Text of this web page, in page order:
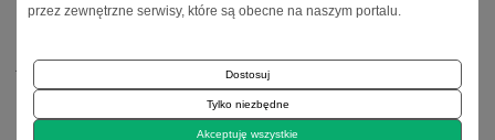
Strona główna Włosy Stylizacja Termoochrona
Jeżeli używaszsuszarki do włosów, dodatkowo stylizujesz
fryzurę za pomocą lokówki lub prostownicy zadbaj o
kondycję swoich włosów.Termoochrona do włosów
to
Twoje absolutne must have!
przez zewnętrzne serwisy, które są obecne na naszym portalu.
Dostosuj
Tylko niezbędne
Akceptuję wszystkie